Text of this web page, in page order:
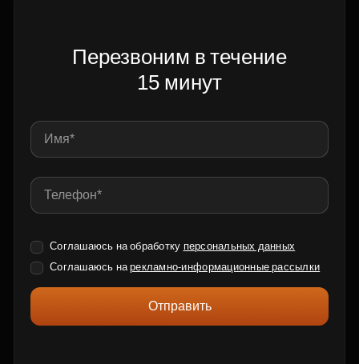
Перезвоним в течение
15 минут
Соглашаюсь на обработку персональных данных
Соглашаюсь нарекламно-информационные рассылки
Отправить